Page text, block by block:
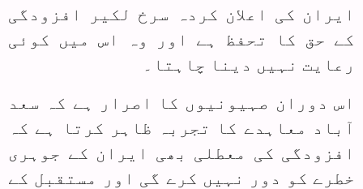
ایران کی اعلان کردہ سرخ لکیر افزودگی
کے حق کا تحفظ ہے اور وہ اس میں کوئی
رعایت نہیں دینا چاہتا۔
اس دوران صہیونیوں کا اصرار ہے کہ سعد
آباد معاہدے کا تجربہ ظاہر کرتا ہے کہ
افزودگی کی معطلی بھی ایران کے جوہری
خطرے کو دور نہیں کرے گی اور مستقبل کے